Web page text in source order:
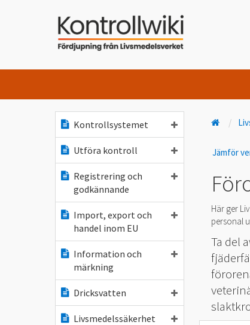
Kontrollsystemet
Utföra kontroll
Registrering och
godkännande
Import, export och
handel inom EU
Information och
märkning
Dricksvatten
Livsmedelssäkerhet
Jämför
Här ger
personal
Ta del